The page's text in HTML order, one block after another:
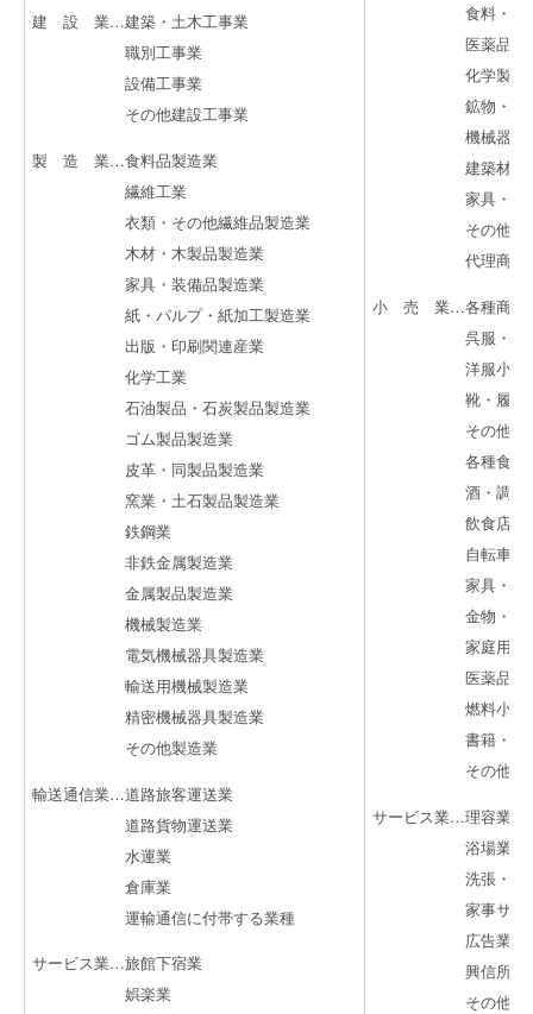
建 設 業…建築・土木工事業
職別工事業
設備工事業
その他建設工事業
製 造 業…食料品製造業
繊維工業
衣類・その他繊維品製造業
木材・木製品製造業
家具・装備品製造業
紙・パルプ・紙加工製造業
出版・印刷関連産業
化学工業
石油製品・石炭製品製造業
ゴム製品製造業
皮革・同製品製造業
窯業・土石製品製造業
鉄鋼業
非鉄金属製造業
金属製品製造業
機械製造業
電気機械器具製造業
輸送用機械製造業
精密機械器具製造業
その他製造業
輸送通信業…道路旅客運送業
道路貨物運送業
水運業
倉庫業
運輸通信に付帯する業種
サービス業…旅館下宿業
娯楽業
食料・飲料
医薬品・化粧
化学製品卸
鉱物・金属材
機械器具卸
建築材料卸
家具・建具什
その他卸
代理商・仲
小 売 業…各種商品
呉服・服地・
洋服小売
靴・履物小
その他繊維・衣
各種食料品
酒・調味料
飲食店業
自転車・自動
家具・建具・
金物・荒物
家庭用機械器
医薬品・化粧
燃料小売
書籍・文房
その他小
サービス業…理容業
浴場業
洗張・染
家事サービ
広告業
興信所
その他の事業